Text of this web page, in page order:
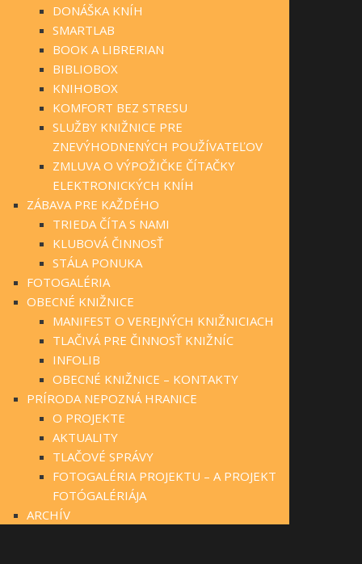
DONÁŠKA KNÍH
SMARTLAB
BOOK A LIBRERIAN
BIBLIOBOX
KNIHOBOX
KOMFORT BEZ STRESU
SLUŽBY KNIŽNICE PRE
ZNEVÝHODNENÝCH POUŽÍVATEĽOV
ZMLUVA O VÝPOŽIČKE ČÍTAČKY
ELEKTRONICKÝCH KNÍH
ZÁBAVA PRE KAŽDÉHO
TRIEDA ČÍTA S NAMI
KLUBOVÁ ČINNOSŤ
STÁLA PONUKA
FOTOGALÉRIA
OBECNÉ KNIŽNICE
MANIFEST O VEREJNÝCH KNIŽNICIACH
TLAČIVÁ PRE ČINNOSŤ KNIŽNÍC
INFOLIB
OBECNÉ KNIŽNICE – KONTAKTY
PRÍRODA NEPOZNÁ HRANICE
O PROJEKTE
AKTUALITY
TLAČOVÉ SPRÁVY
FOTOGALÉRIA PROJEKTU – A PROJEKT
FOTÓGALÉRIÁJA
ARCHÍV